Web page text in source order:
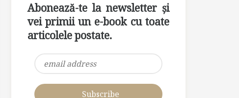
Abonează-te la newsletter și
vei primii un e-book cu toate
articolele postate.